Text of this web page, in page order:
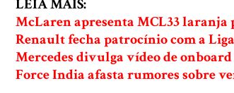
LEIA MAIS:
McLaren apresenta MCL33 laranja
Renault fecha patrocínio com a
Mercedes divulga vídeo de
Force India afasta rumores sobre